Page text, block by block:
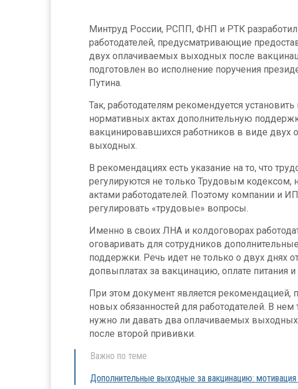
Минтруд России, РСПП, ФНП и РТК
работодателей, предусматривающие
двух оплачиваемых выходных после
подготовлен во исполнение поручения
Путина.
Так, работодателям рекомендуется
нормативных актах дополнительную
вакцинировавшихся работников в виде двух
выходных.
В рекомендациях есть указание на то, что
регулируются не только Трудовым кодексом,
актами работодателей. Поэтому компании и
регулировать «трудовые» вопросы.
Именно в своих ЛНА и колдоговорах
оговаривать для сотрудников
поддержки. Речь идет не только о двух днях
допвыплатах за вакцинацию, оплате питания и
При этом документ является рекомендацией,
новых обязанностей для работодателей. В нем
нужно ли давать два оплачиваемых
после второй прививки.
Важно по теме
Дополнительные выходные за вакцинацию: